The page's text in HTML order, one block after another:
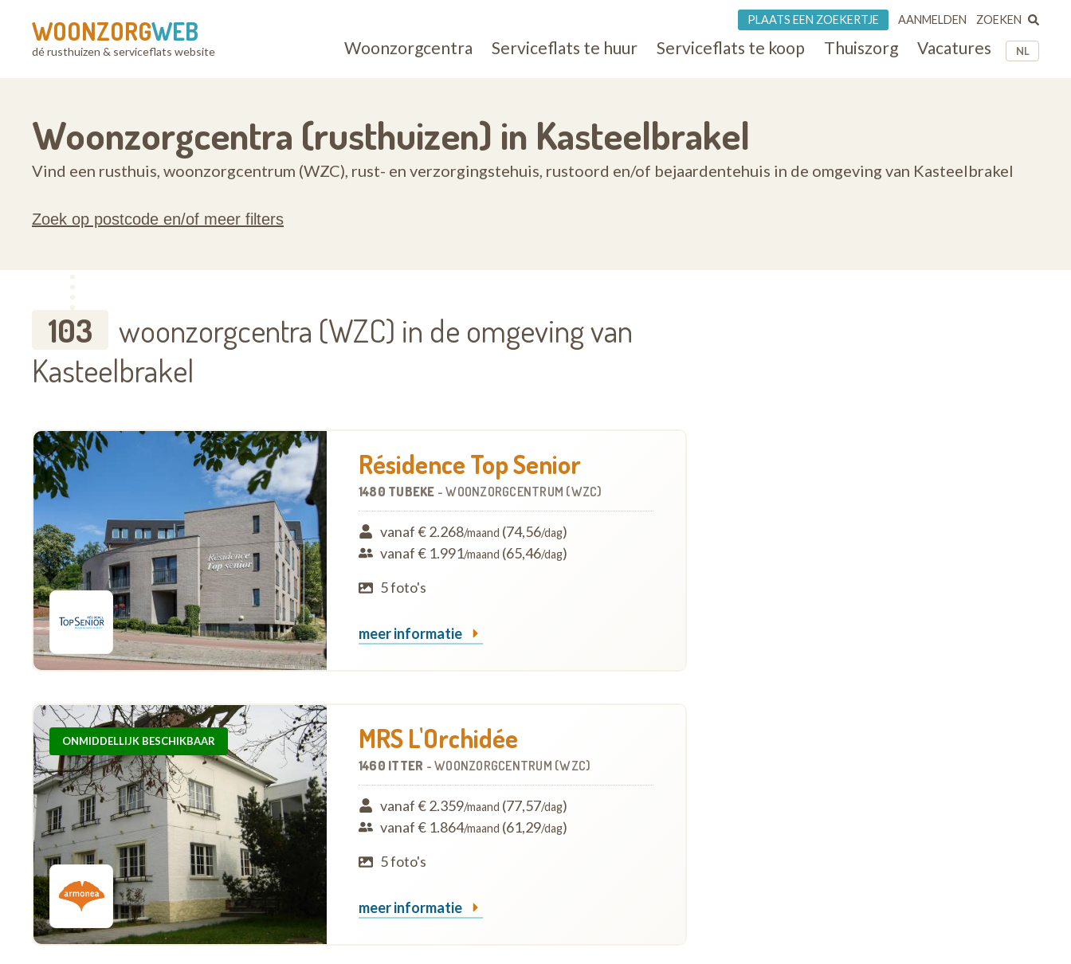
WOONZORGWEB
dé rusthuizen & serviceflats website NL
Woonzorgcentra Serviceflats te huur Serviceflats te koop Thuiszorg Vacatures
PLAATS EEN ZOEKERTJE AANMELDEN ZOEKEN
Woonzorgcentra (rusthuizen) in Kasteelbrakel
Vind een rusthuis, woonzorgcentrum (WZC), rust- en verzorgingstehuis, rustoord en/of bejaardentehuis in de omgeving van Kasteelbrakel
Zoek op postcode en/of meer filters
103
woonzorgcentra (WZC) in de omgeving van
Kasteelbrakel
Résidence Top Senior
1480 TUBEKE -WOONZORGCENTRUM (WZC)
vanaf € 2.268/maand (74,56/dag)
vanaf € 1.991/maand (65,46/dag)
5 foto's
meer informatie
ONMIDDELLIJK BESCHIKBAAR MRS L'Orchidée
1460 ITTER -WOONZORGCENTRUM (WZC)
vanaf € 2.359/maand (77,57/dag)
vanaf € 1.864/maand (61,29/dag)
5 foto's
meer informatie